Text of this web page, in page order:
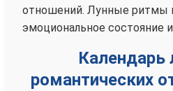
отношений. Лунные ритмы
эмоциональное состояние
Календарь
романтических